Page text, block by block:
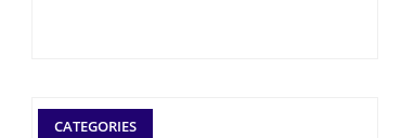
CATEGORIES